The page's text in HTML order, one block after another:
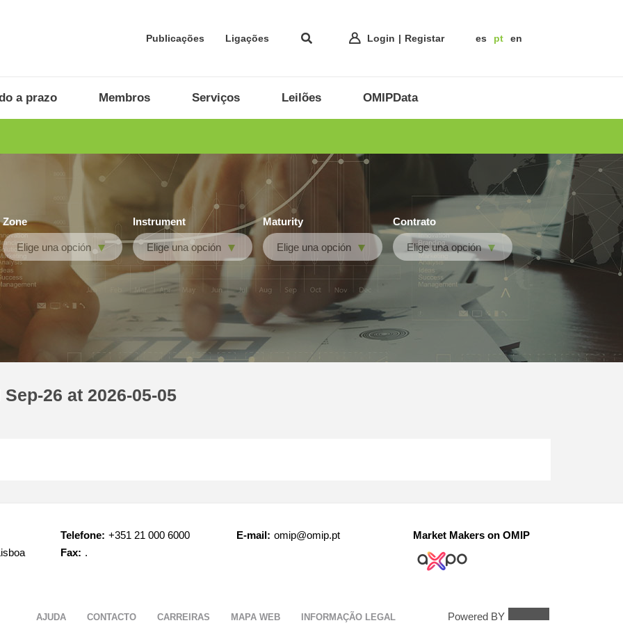
Publicações Ligações Login Registar es pt en
a prazo Membros Serviços Leilões OMIPData
Zone
Elige una opción
Instrument
Elige una opción
Maturity
Elige una opción
Contrato
Elige una opción
26 at 2026-05-05
Telefone: +351 21 000 6000
Fax: .
E-mail: omip@omip.pt Market Makers on OMIP
AJUDA CONTACTO CARREIRAS MAPA WEB INFORMAÇÃO LEGAL Powered BY